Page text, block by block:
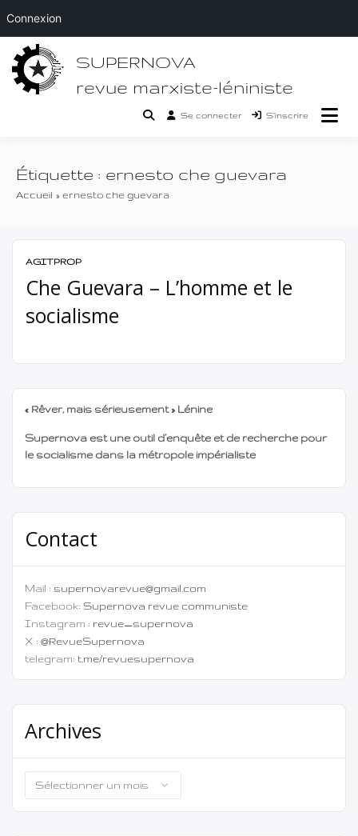
Passer
contenu
SUPERNOVA
revue marxiste-léniniste
Se connecter S’inscrire
Étiquette : ernesto che guevara
Accueil ernesto che guevara
AGITPROP
Che Guevara – L’homme et le
socialisme
« Rêver, mais sérieusement » Lénine
Supernova est une outil d’enquête et de recherche pour
le socialisme dans la métropole impérialiste
Contact
Mail : supernovarevue@gmail.com
Facebook: Supernova revue communiste
Instagram : revue_supernova
X : @RevueSupernova
telegram: t.me/revuesupernova
Archives
Connexion